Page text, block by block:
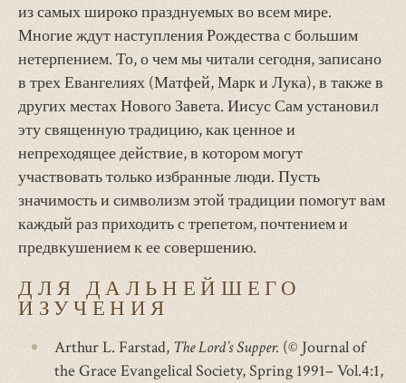
из самых широко празднуемых во всем мире.
Многие ждут наступления Рождества с большим
нетерпением. То, о чем мы читали сегодня, записано
в трех Евангелиях (Матфей, Марк и Лука), в также в
других местах Нового Завета. Иисус Сам установил
эту священную традицию, как ценное и
непреходящее действие, в котором могут
участвовать только избранные люди. Пусть
значимость и символизм этой традиции помогут вам
каждый раз приходить с трепетом, почтением и
предвкушением к ее совершению.
ДЛЯ ДАЛЬНЕЙШЕГО
ИЗУЧЕНИЯ
Arthur L. Farstad, The Lord’s Supper. (© Journal of
the Grace Evangelical Society, Spring 1991– Vol.4:1,